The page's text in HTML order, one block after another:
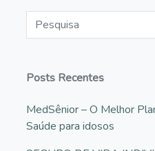
Posts Recentes
MedSênior – O Melhor
Saúde para idosos